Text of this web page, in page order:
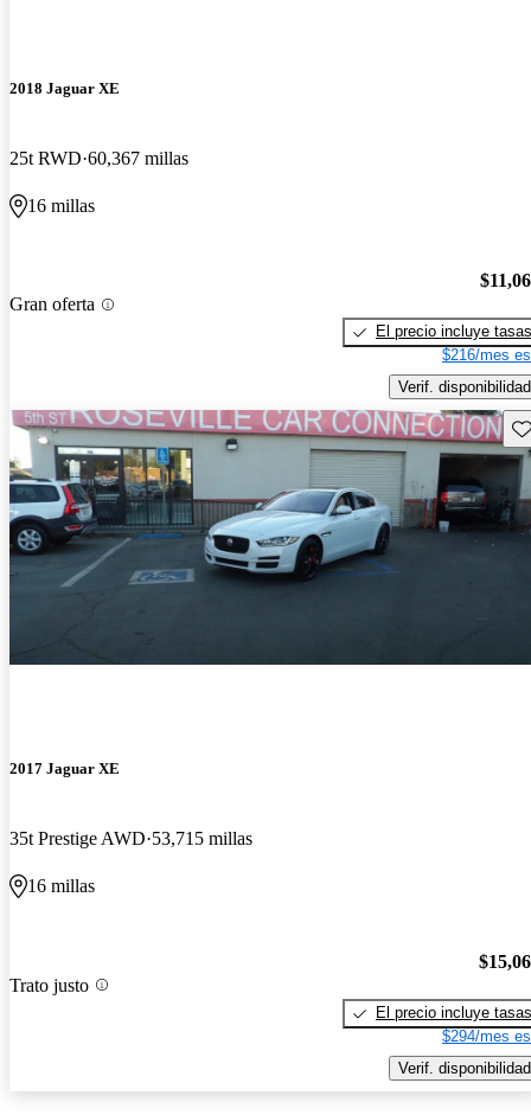
2018 Jaguar XE
25t RWD 60,367 millas
16 millas
Gran oferta
El precio incluye tasas
$216/mes
Verif. disponibilidad
2017 Jaguar XE
35t Prestige AWD 53,715 millas
16 millas
Trato justo
El precio incluye tasas
$294/mes
Verif. disponibilidad